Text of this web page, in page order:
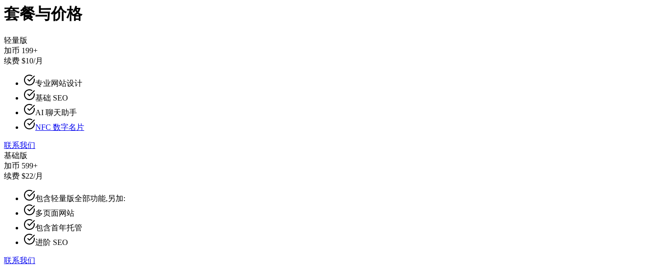
套餐与价格
轻量版
加币 199+
续费 $10/月
专业网站设计
基础 SEO
AI 聊天助手
NFC 数字名片
联系我们
基础版
加币 599+
续费 $22/月
包含轻量版全部功能,另加:
多页面网站
包含首年托管
进阶 SEO
联系我们